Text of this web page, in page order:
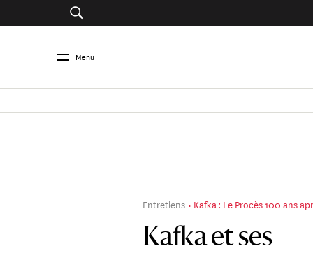
Menu
Kafka et ses
Entretiens Kafka : Le Procès 100 ans